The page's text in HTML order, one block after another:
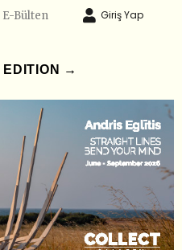
E-Bülten Giriş Yap
EDITION →